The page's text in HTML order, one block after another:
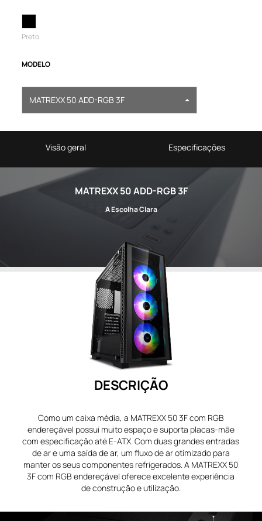
Preto
MODELO
MATREXX 50 ADD-RGB 3F
Visão geral Especificações
MATREXX 50 ADD-RGB 3F
A Escolha Clara
DESCRIÇÃO
Como um caixa média, a MATREXX 50 3F com RGB
endereçável possui muito espaço e suporta placas-mãe
com especificação até E-ATX. Com duas grandes entradas
de ar e uma saída de ar, um fluxo de ar otimizado para
manter os seus componentes refrigerados. A MATREXX 50
3F com RGB endereçável oferece excelente experiência
de construção e utilização.